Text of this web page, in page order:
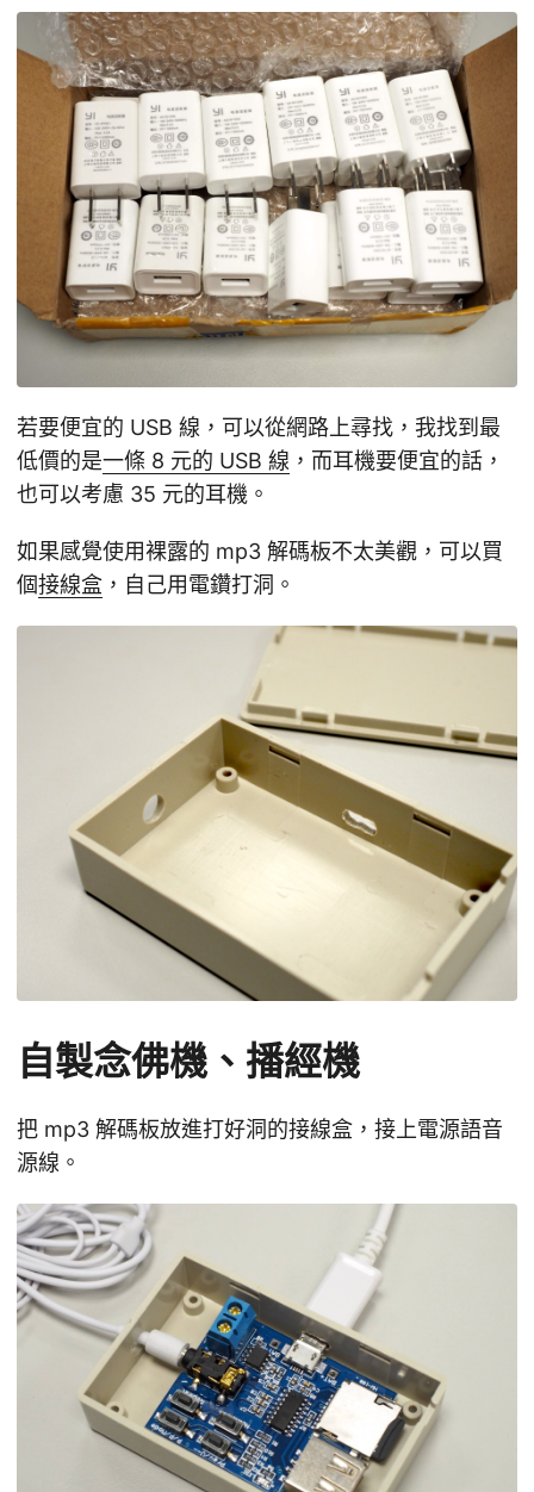
若要便宜的 USB 線，可以從網路上尋找，我找到最
低價的是一條 8 元的 USB 線 ，而耳機要便宜的話，
也可以考慮 35 元的耳機。
如果感覺使用裸露的 mp3 解碼板不太美觀，可以買
個接線盒 ，自己用電鑽打洞。
自製念佛機、播經機
把 mp3 解碼板放進打好洞的接線盒，接上電源語音
源線。